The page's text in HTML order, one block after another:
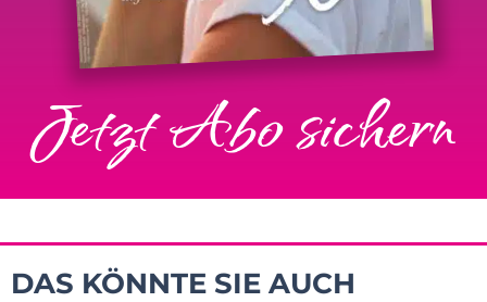
Jetzt Abo sichern
DAS KÖNNTE SIE AUCH